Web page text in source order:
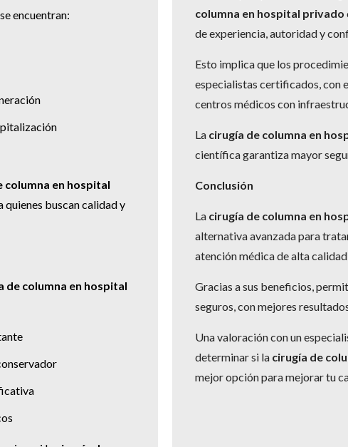
encuentran:
columna en hospital
quienes buscan calidad y
de columna en hospital
columna en hospital privado
de experiencia, autoridad y
Esto implica que los
especialistas certificados, con
centros médicos con
La cirugía de columna en
científica garantiza mayor
Conclusión
La cirugía de columna en
alternativa avanzada para
atención médica de alta
Gracias a sus beneficios,
seguros, con mejores
Una valoración con un
determinar si la cirugía de
mejor opción para mejorar tu